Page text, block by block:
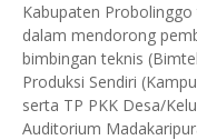
Kabupaten
dalam mendorong
bimbingan teknis
Produksi Sendiri
serta TP PKK Desa/
Auditorium